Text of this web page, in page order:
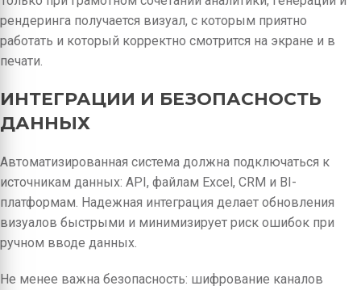
рендеринга получается визуал, с которым приятно
работать и который корректно смотрится на экране и в
печати.
ИНТЕГРАЦИИ И БЕЗОПАСНОСТЬ
ДАННЫХ
Автоматизированная система должна подключаться к
источникам данных: API, файлам Excel, CRM и BI-
платформам. Надежная интеграция делает обновления
визуалов быстрыми и минимизирует риск ошибок при
ручном вводе данных.
Не менее важна безопасность: шифрование каналов